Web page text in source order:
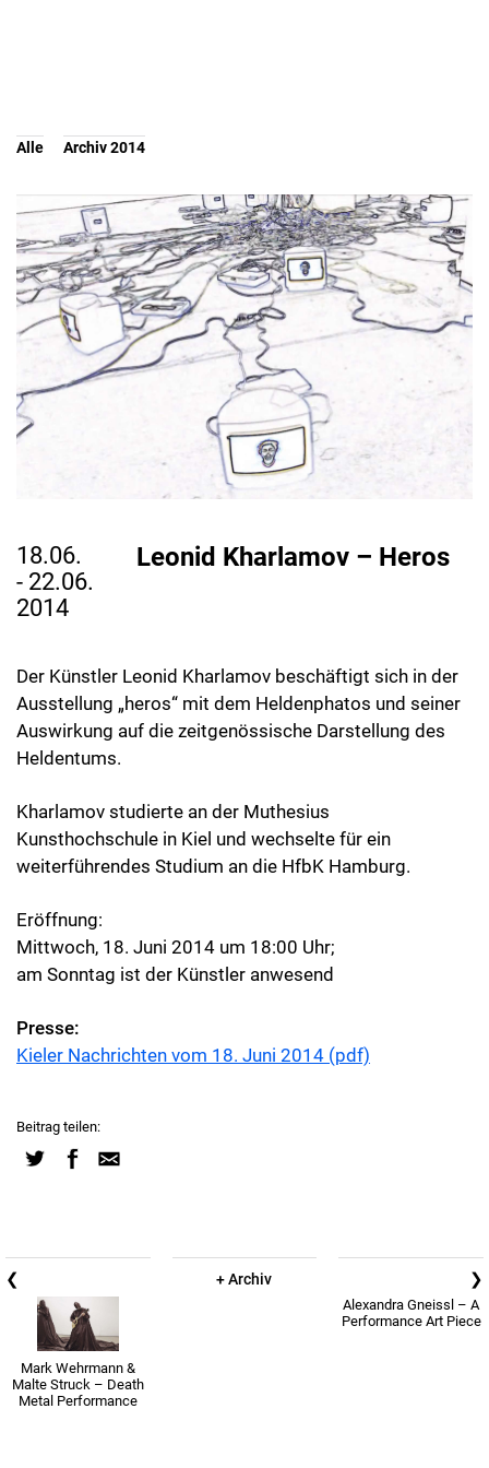
Alle Archiv 2014
18.06.
- 22.06.
2014
Leonid Kharlamov – Heros
Der Künstler Leonid Kharlamov beschäftigt sich in der
Ausstellung „heros“ mit dem Heldenphatos und seiner
Auswirkung auf die zeitgenössische Darstellung des
Heldentums.
Kharlamov studierte an der Muthesius
Kunsthochschule in Kiel und wechselte für ein
weiterführendes Studium an die HfbK Hamburg.
Eröffnung:
Mittwoch, 18. Juni 2014 um 18:00 Uhr;
am Sonntag ist der Künstler anwesend
Presse:
Kieler Nachrichten vom 18. Juni 2014 (pdf)
Beitrag teilen:
❮
Mark Wehrmann &
Malte Struck – Death
Metal Performance
+ Archiv ❯
Alexandra Gneissl – A
Performance Art Piece